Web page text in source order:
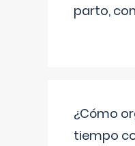
parto,
¿Cómo
tiempo